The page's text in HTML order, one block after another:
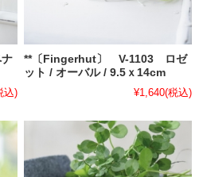
込)
**〔Fingerhut〕 V-1103 ロゼ
ット / オーバル / 9.5ｘ14cm
¥1,640(税込)